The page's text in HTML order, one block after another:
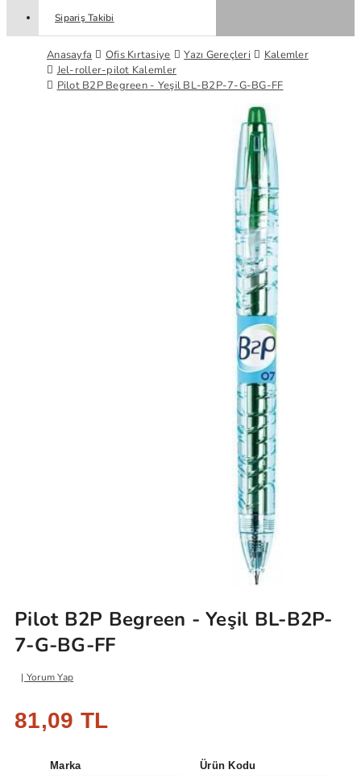
Sipariş Takibi
Anasayfa Ofis Kırtasiye Yazı Gereçleri
Kalemler
Jel-roller-pilot Kalemler
Pilot B2P Begreen - Yeşil BL-B2P-7-G-BG-FF
Pilot B2P Begreen - Yeşil BL-B2P-
7-G-BG-FF
Yorum Yap
81,09 TL
Marka
Ürün Kodu